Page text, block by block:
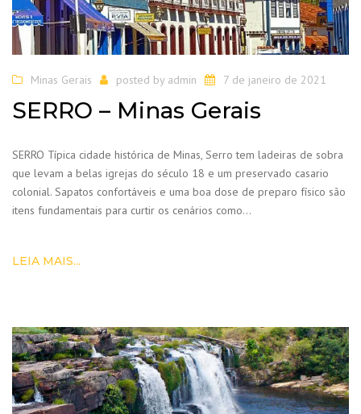
Minas Gerais posted by admin 7 de janeiro de 2021
SERRO – Minas Gerais
SERRO Típica cidade histórica de Minas, Serro tem ladeiras de sobra
que levam a belas igrejas do século 18 e um preservado casario
colonial. Sapatos confortáveis e uma boa dose de preparo físico são
itens fundamentais para curtir os cenários como…
LEIA MAIS...